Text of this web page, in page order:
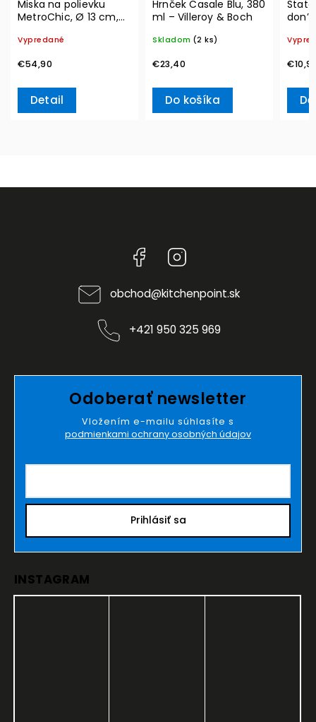
Miska na polievku
MetroChic, Ø 13 cm,
Boch
Vypredané
€54,90
Detail
Hrnček Casale Blu, 380
ml – Villeroy & Boch
Skladom (2 ks)
€23,40
Do košíka
Facebook
obchod@kitchenpoint.sk
+421 950 325 969
Odoberať newsletter
Vložením e-mailu súhlasíte s
podmienkami ochrany osobných údajov
Prihlásiť sa
INSTAGRAM